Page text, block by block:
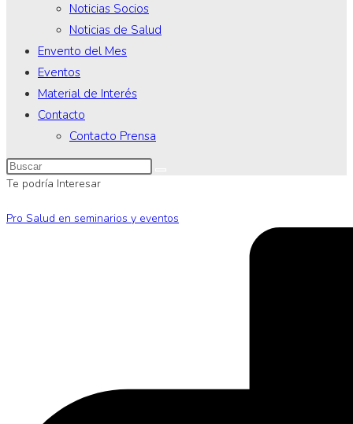
Noticias Socios
Noticias de Salud
Envento del Mes
Eventos
Material de Interés
Contacto
Contacto Prensa
Te podría Interesar
Pro Salud en seminarios y eventos